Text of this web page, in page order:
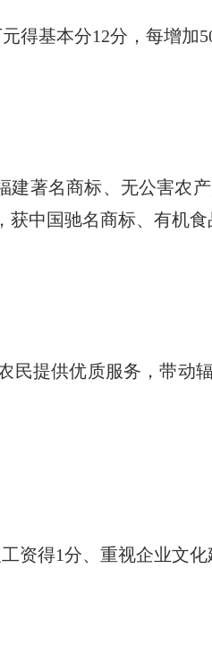
得基本分12分，每增加
建著名商标、无公害农
获中国驰名商标、有机食
民提供优质服务，带动
资得1分、重视企业文化